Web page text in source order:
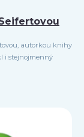
autorkou knihy
i stejnojmenný